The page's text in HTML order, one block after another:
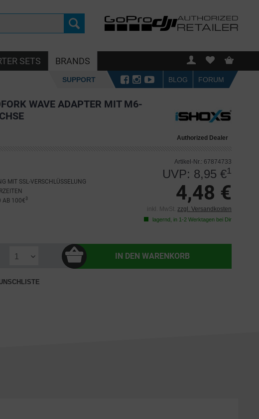
SETS BRANDS
SUPPORT BLOG FORUM
WAVE ADAPTER MIT M6-
Authorized Dealer
MIT SSL-VERSCHLÜSSELUNG
AB 100€3
Artikel-Nr.: 67874733
UVP: 8,95 €1
4,48 €
inkl. MwSt. zzgl. Versandkosten
lagernd, in 1-2 Werktagen bei Dir
IN DEN WARENKORB